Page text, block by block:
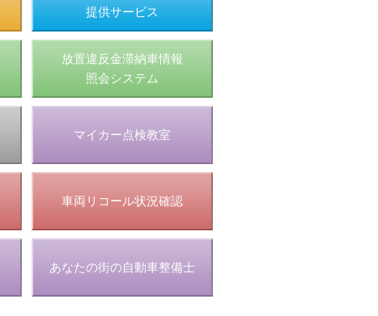
提供サービス
放置違反金滞納車情報
照会システム
マイカー点検教室
車両リコール状況確認
あなたの街の自動車整備士